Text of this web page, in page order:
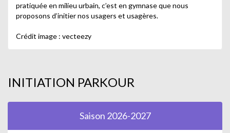
pratiquée en milieu urbain, c’est en gymnase que nous
proposons d’initier nos usagers et usagères.
Crédit image : vecteezy
INITIATION PARKOUR
Saison 2026-2027